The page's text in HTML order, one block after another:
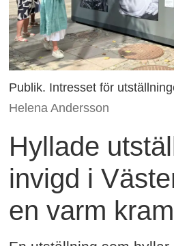
Publik. Intresset för
Helena Andersson
Hyllade
invigd i
en varm